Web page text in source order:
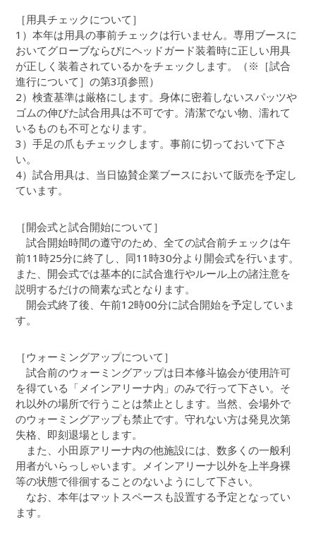
［用具チェックについて］
1）本年は用具の事前チェックは行いません。専用ブースに
おいてグローブならびにヘッドガード装着時に正しい用具
が正しく装着されているかをチェックします。（※ ［試合
進行について］の第3項参照）
2）検査基準は厳格にします。身体に密着しないスパッツや
ゴムの伸びた試合用具は不可です。清潔でない物、濡れて
いるものも不可となります。
3）手足の爪もチェックします。事前に切っておいて下さ
い。
4）試合用具は、当日協賛企業ブースにおいて販売を予定し
ています。
［開会式と試合開始について］
試合開始時間の遵守のため、全ての試合前チェックは午
前11時25分に終了し、同11時30分より開会式を行います。
また、開会式では基本的に試合進行やルール上の諸注意を
説明するだけの簡素な式となります。
開会式終了後、午前12時00分に試合開始を予定していま
す。
［ウォーミングアップについて］
試合前のウォーミングアップは日本修斗協会が使用許可
を得ている「メインアリーナ内」のみで行って下さい。そ
れ以外の場所で行うことは禁止とします。当然、会場外で
のウォーミングアップも禁止です。守れない方は発見次第
失格、即刻退場とします。
また、小田原アリーナ内の他施設には、数多くの一般利
用者がいらっしゃいます。メインアリーナ以外を上半身裸
等の状態で徘徊することのないようにして下さい。
なお、本年はマットスペースも設置する予定となってい
ます。